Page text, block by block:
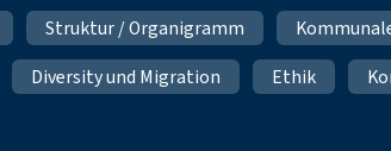
Struktur / Organigramm
Diversity und Migration Ethik